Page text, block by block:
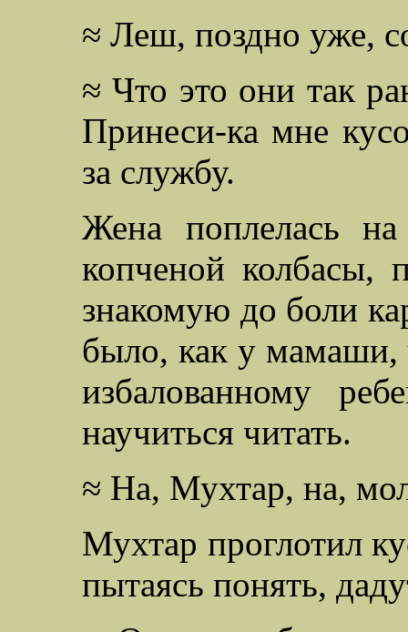
≈ Леш, поздно уже,
≈ Что это они так
Принеси-ка мне
за службу.
Жена поплелась
копченой колбасы,
знакомую до боли
было, как у
избалованному
научиться читать.
≈ На, Мухтар, на,
Мухтар проглотил
пытаясь понять,